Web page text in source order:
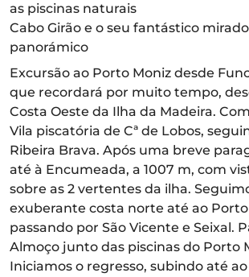
as piscinas naturais
Cabo Girão e o seu fantástico
panorámico
Excursão ao Porto Moniz desde
que recordará por muito tempo,
Costa Oeste da Ilha da Madeira.
Vila piscatória de Cª de Lobos,
Ribeira Brava. Após uma breve
até à Encumeada, a 1007 m, com
sobre as 2 vertentes da ilha.
exuberante costa norte até ao Porto
passando por São Vicente e Seixal.
Almoço junto das piscinas do Porto
Iniciamos o regresso, subindo até